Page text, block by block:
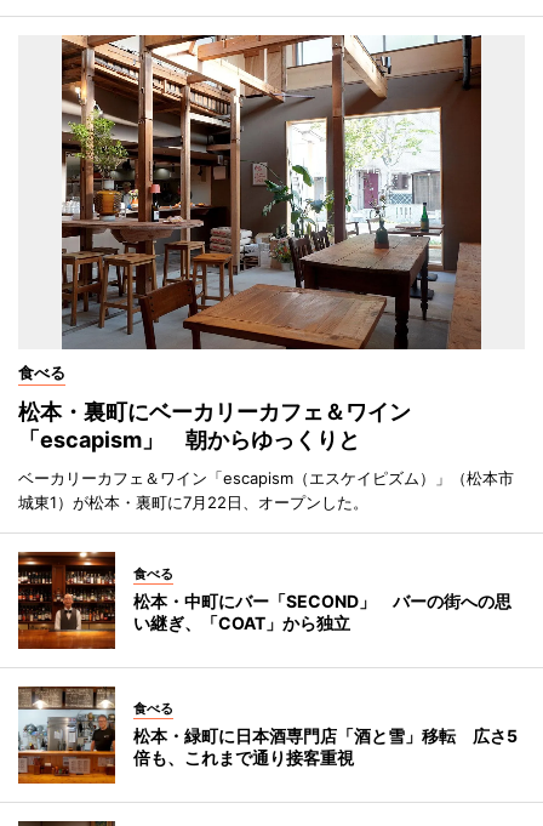
食べる
松本・裏町にベーカリーカフェ＆ワイン
「escapism」 朝からゆっくりと
ベーカリーカフェ＆ワイン「escapism（エスケイピズム）」（松本市
城東1）が松本・裏町に7月22日、オープンした。
食べる
松本・中町にバー「SECOND」 バーの街への思
い継ぎ、「COAT」から独立
食べる
松本・緑町に日本酒専門店「酒と雪」移転 広さ5
倍も、これまで通り接客重視